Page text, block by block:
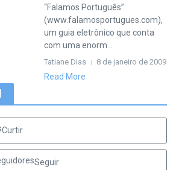
“Falamos Português”
(www.falamosportugues.com),
um guia eletrônico que conta
com uma enorm...
Tatiane Dias 8 de janeiro de 2009
Read More
Curtir
Seguir